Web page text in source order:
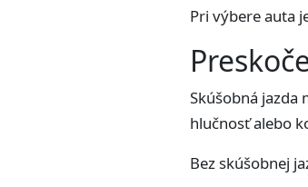
Pri výbere auta
Skúšobná jazda
hlučnosť alebo
Bez skúšobnej